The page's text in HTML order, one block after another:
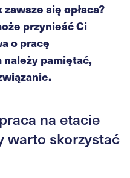
się opłaca?
przynieść Ci
o pracę
należy pamiętać,
na etacie
warto skorzystać